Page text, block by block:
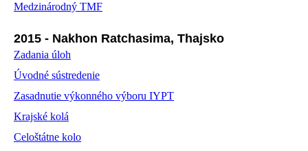
Medzinárodný TMF
2015 - Nakhon Ratchasima, Thajsko
Zadania úloh
Úvodné sústredenie
Zasadnutie výkonného výboru IYPT
Krajské kolá
Celoštátne kolo